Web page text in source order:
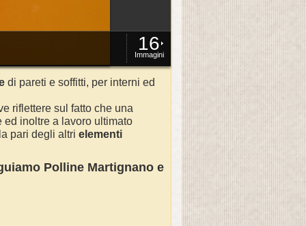
16
Immagini
di pareti e soffitti, per interni ed
riflettere sul fatto che una
inoltre a lavoro ultimato
pari degli altri elementi
Polline Martignano e